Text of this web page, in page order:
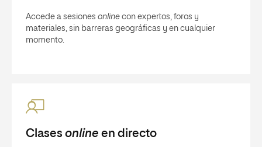
Accede a sesiones online con expertos, foros y
materiales, sin barreras geográficas y en cualquier
momento.
Clases online en directo